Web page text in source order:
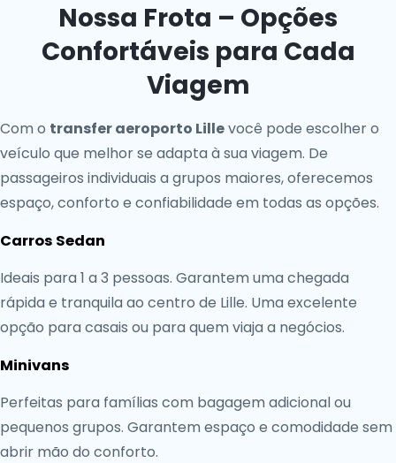
Nossa Frota – Opções
Confortáveis para Cada
Viagem
Com o transfer aeroporto Lillevocê pode escolher o
veículo que melhor se adapta à sua viagem. De
passageiros individuais a grupos maiores, oferecemos
espaço, conforto e confiabilidade em todas as opções.
Carros Sedan
Ideais para 1 a 3 pessoas. Garantem uma chegada
rápida e tranquila ao centro de Lille. Uma excelente
opção para casais ou para quem viaja a negócios.
Minivans
Perfeitas para famílias com bagagem adicional ou
pequenos grupos. Garantem espaço e comodidade sem
abrir mão do conforto.